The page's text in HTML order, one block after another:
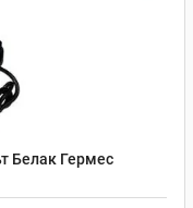
Белак Гермес